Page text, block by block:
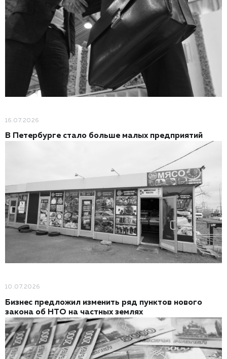
16.07.2026
В Петербурге стало больше малых предприятий
10.07.2026
Бизнес предложил изменить ряд пунктов нового
закона об НТО на частных землях